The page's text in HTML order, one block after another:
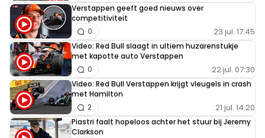
Verstappen geeft goed nieuws over
competitiviteit
23 jul. 17:45
0
Video: Red Bull slaagt in ultiem huzarenstukje
met kapotte auto Verstappen
22 jul. 07:30
0
Video: Red Bull Verstappen krijgt vleugels in crash
met Hamilton
21 jul. 14:20
2
Piastri faalt hopeloos achter het stuur bij Jeremy
Clarkson